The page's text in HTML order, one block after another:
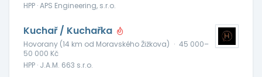
HPP · APS Engineering, s.r.o.
Kuchař / Kuchařka
Hovorany (14 km od Moravského Žižkova) · 45 000–
50 000 Kč
HPP · J.A.M. 663 s.r.o.